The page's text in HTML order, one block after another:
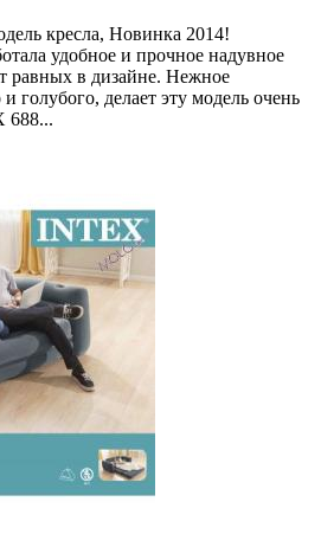
кресла, Новинка 2014!
удобное и прочное надувное
равных в дизайне. Нежное
голубого, делает эту модель очень
688...